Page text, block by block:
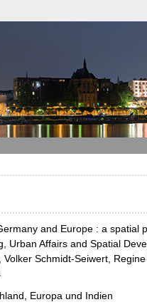
and Europe : a spatial
Urban Affairs and Spatial
Volker Schmidt-Seiwert,
Europa und Indien